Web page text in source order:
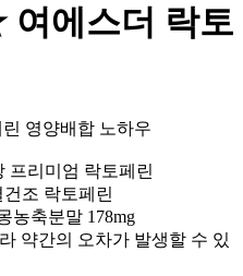
에스더 락토
영양배합 노하우
프리미엄 락토페린
조 락토페린
농축분말 178mg
약간의 오차가 발생할 수 있